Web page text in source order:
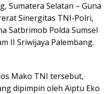
Sumatera Selatan – Guna
Sinergitas TNI-Polri,
Satbrimob Polda Sumsel
II Sriwijaya Palembang.
Mako TNI tersebut,
dipimpin oleh Aiptu Eko